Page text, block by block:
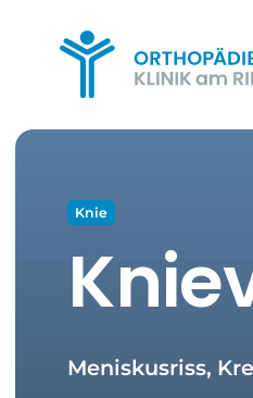
Knie
Meniskusriss,